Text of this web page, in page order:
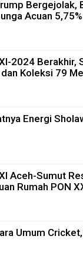
Bergejolak,
Acuan 5,75%
2024 Berakhir,
Koleksi 79
Energi
Aceh-Sumut
Rumah PON
Umum